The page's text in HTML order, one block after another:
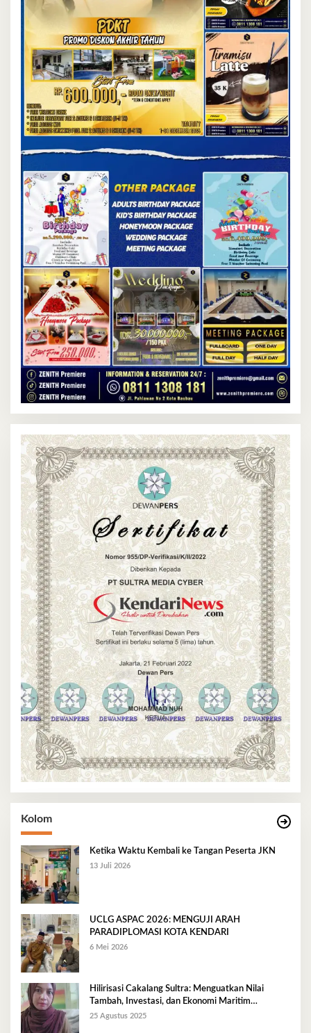
Kolom
Ketika Waktu Kembali ke Tangan Peserta JKN
13 Juli 2026
UCLG ASPAC 2026: MENGUJI ARAH
PARADIPLOMASI KOTA KENDARI
6 Mei 2026
Hilirisasi Cakalang Sultra: Menguatkan Nilai
Tambah, Investasi, dan Ekonomi Maritim
Berkelanjutan
25 Agustus 2025